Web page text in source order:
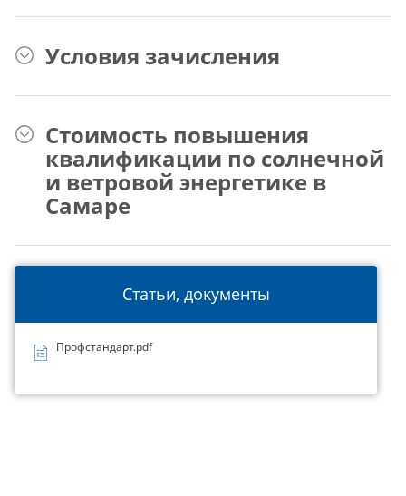
Статьи, документы
Профстандарт.pdf
Условия зачисления
Стоимость повышения
квалификации по солнечной
и ветровой энергетике в
Самаре